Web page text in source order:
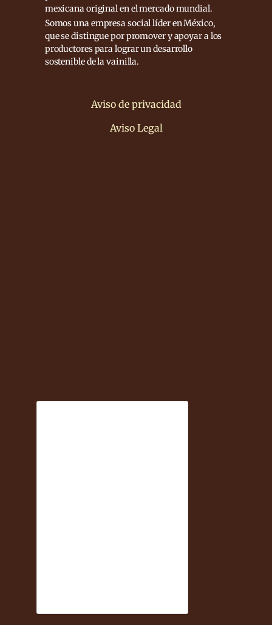
mexicana original en el mercado mundial.
Somos una empresa social líder en México,
que se distingue por promover y apoyar a los
productores para lograr un desarrollo
sostenible de la vainilla.
Aviso de privacidad
Aviso Legal